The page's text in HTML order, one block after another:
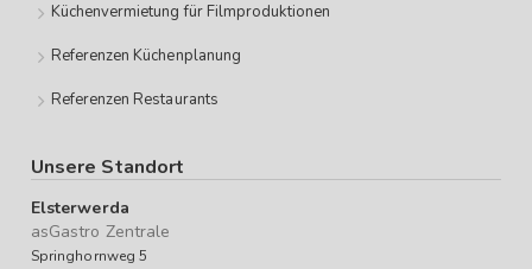
Küchenvermietung für Filmproduktionen
Referenzen Küchenplanung
Referenzen Restaurants
Unsere Standort
Elsterwerda
asGastro Zentrale
Springhornweg 5